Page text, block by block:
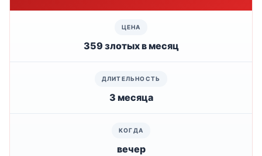
359 злотых в месяц
3 месяца
вечер